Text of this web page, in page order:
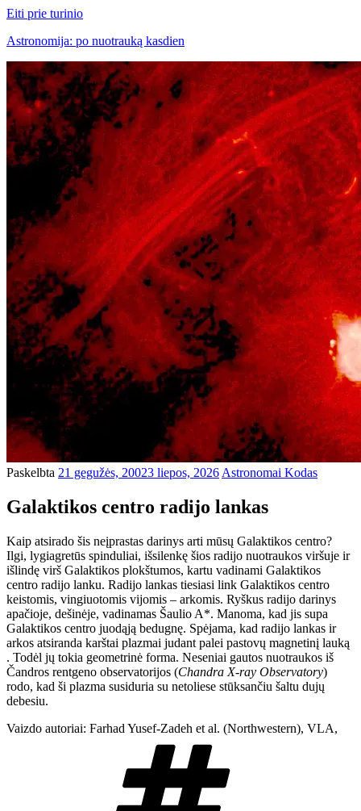
Eiti prie turinio
Astronomija: po nuotrauką kasdien
Paskelbta 21 gegužės, 20023 liepos, 2026 Astronomai Kodas
Galaktikos centro radijo lankas
Kaip atsirado šis neįprastas darinys arti mūsų Galaktikos centro?
Ilgi, lygiagretūs spinduliai, išsilenkę šios radijo nuotraukos viršuje ir
išlindę virš Galaktikos plokštumos, kartu vadinami Galaktikos
centro radijo lanku. Radijo lankas tiesiasi link Galaktikos centro
keistomis, vingiuotomis vijomis – arkomis. Ryškus radijo darinys
apačioje, dešinėje, vadinamas Šaulio A*. Manoma, kad jis supa
Galaktikos centro juodąją bedugnę. Spėjama, kad radijo lankas ir
arkos atsiranda karštai plazmai judant palei pastovų magnetinį lauką
. Todėl jų tokia geometrinė forma. Neseniai gautos nuotraukos iš
Čandros rentgeno observatorijos (Chandra X-ray Observatory)
rodo, kad ši plazma susiduria su netoliese stūksančiu šaltu dujų
debesiu.
Vaizdo autoriai: Farhad Yusef-Zadeh et al. (Northwestern), VLA,